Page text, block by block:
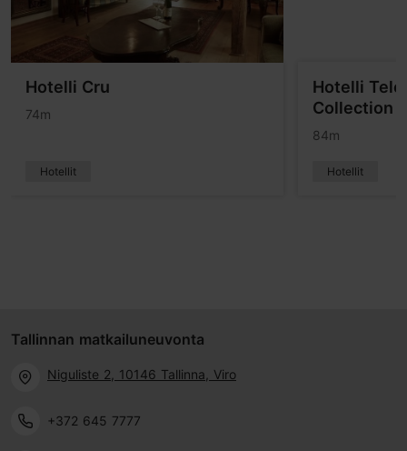
Hotelli Cru
74m
Hotellit
Hotelli
Collection
84m
Hotellit
Tallinnan matkailuneuvonta
Niguliste 2, 10146 Tallinna, Viro
+372 645 7777